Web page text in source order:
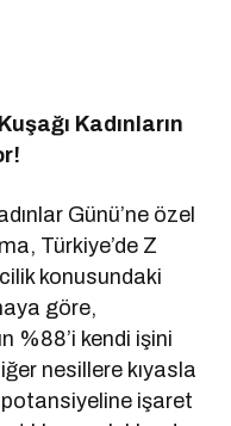
Kadınların
Günü’ne özel
Türkiye’de Z
konusundaki
göre,
%88’i kendi işini
nesillere kıyasla
işaret